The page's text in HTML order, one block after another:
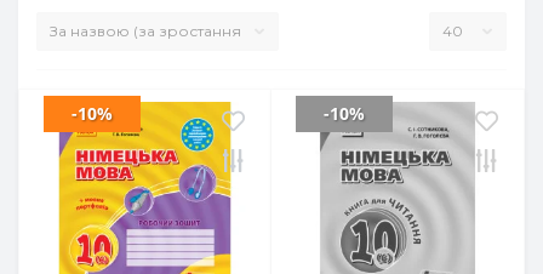
-10% -10%